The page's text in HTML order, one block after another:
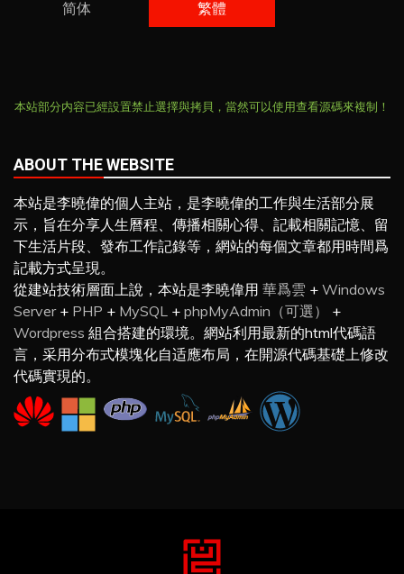
简体 繁體
本站部分内容已經設置禁止選擇與拷貝，當然可以使用查看源碼來複制！
ABOUT THE WEBSITE
本站是李曉偉的個人主站，是李曉偉的工作與生活部分展
示，旨在分享人生曆程、傳播相關心得、記載相關記憶、留
下生活片段、發布工作記錄等，網站的每個文章都用時間爲
記載方式呈現。
從建站技術層面上說，本站是李曉偉用 華爲雲 + Windows
Server + PHP + MySQL + phpMyAdmin（可選）
+
Wordpress 組合搭建的環境。網站利用最新的html代碼語
言，采用分布式模塊化自适應布局，在開源代碼基礎上修改
代碼實現的。